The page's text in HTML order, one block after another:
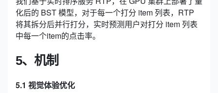
化后的 BST 模型，对于每一个打分 item 列表，RTP
将其拆分后并行打分，实时预测用户对打分 item 列表
中每一个item的点击率。
5、机制
5.1 视觉体验优化